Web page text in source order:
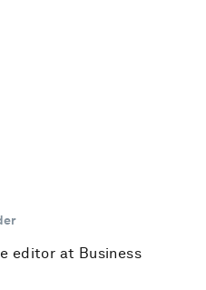
editor at Business